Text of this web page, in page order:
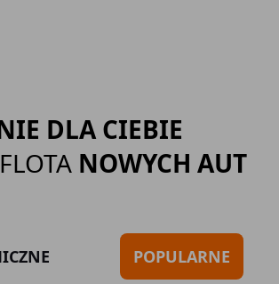
DLA CIEBIE
NOWYCH AUT
POPULARNE